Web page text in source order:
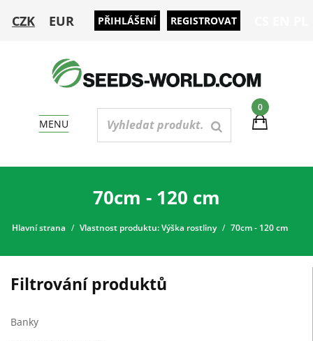
CZK EUR PŘIHLÁŠENÍ REGISTROVAT
0
MENU
70cm - 120 cm
Hlavní strana Vlastnost produktu: Výška rostliny 70cm - 120 cm
Filtrování produktů
Banky